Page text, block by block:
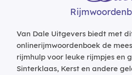
Van Dale Uitgevers biedt met
onlinerijmwoordenboek de
rijmhulp voor leuke rijmpjes en
Sinterklaas, Kerst en andere